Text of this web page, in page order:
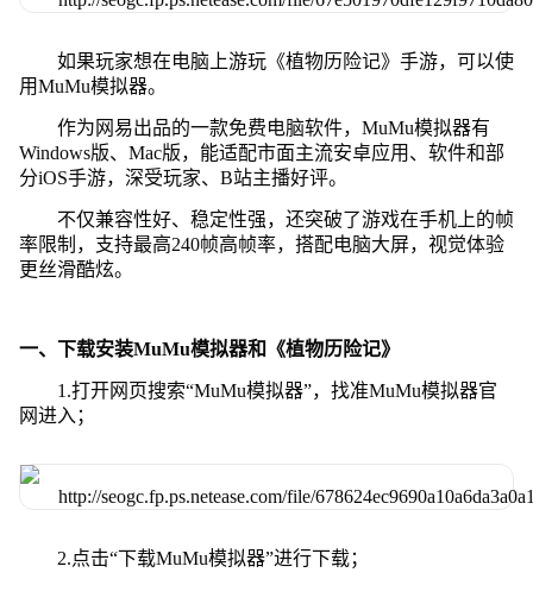
如果玩家想在电脑上游玩《植物历险记》手游，可以使
用MuMu模拟器。
作为网易出品的一款免费电脑软件，MuMu模拟器有
Windows版、Mac版，能适配市面主流安卓应用、软件和部
分iOS手游，深受玩家、B站主播好评。
不仅兼容性好、稳定性强，还突破了游戏在手机上的帧
率限制，支持最高240帧高帧率，搭配电脑大屏，视觉体验
更丝滑酷炫。
一、下载安装MuMu模拟器和《植物历险记》
1.打开网页搜索“MuMu模拟器”，找准MuMu模拟器官
网进入；
2.点击“下载MuMu模拟器”进行下载；